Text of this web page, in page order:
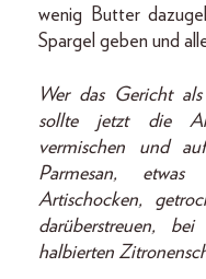
wenig Butter
Spargel geben und
Wer das Gericht als
sollte jetzt die
vermischen und
Parmesan,
Artischocken,
darüberstreuen,
halbierten